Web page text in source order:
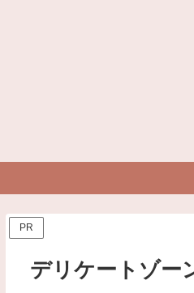
PR
デリケートゾー